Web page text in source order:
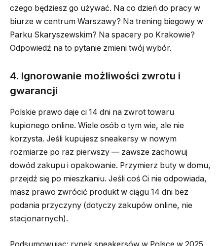
czego będziesz go używać. Na co dzień do pracy w
biurze w centrum Warszawy? Na trening biegowy w
Parku Skaryszewskim? Na spacery po Krakowie?
Odpowiedź na to pytanie zmieni twój wybór.
4. Ignorowanie możliwości zwrotu i
gwarancji
Polskie prawo daje ci 14 dni na zwrot towaru
kupionego online. Wiele osób o tym wie, ale nie
korzysta. Jeśli kupujesz sneakersy w nowym
rozmiarze po raz pierwszy — zawsze zachowuj
dowód zakupu i opakowanie. Przymierz buty w domu,
przejdź się po mieszkaniu. Jeśli coś Ci nie odpowiada,
masz prawo zwrócić produkt w ciągu 14 dni bez
podania przyczyny (dotyczy zakupów online, nie
stacjonarnych).
Podsumowując: rynek sneakersów w Polsce w 2025